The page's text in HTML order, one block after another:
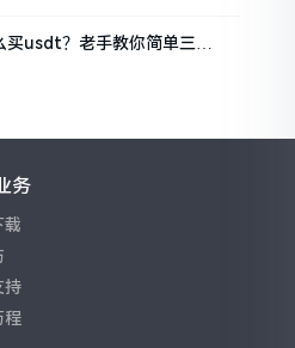
usdt？老手教你简单三步
务
载
持
程